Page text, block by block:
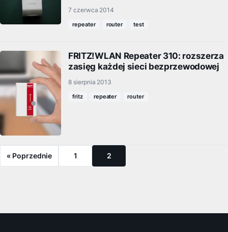
7 czerwca 2014
repeater router test
FRITZ!WLAN Repeater 310: rozszerza
zasięg każdej sieci bezprzewodowej
8 sierpnia 2013
fritz repeater router
« Poprzednie 1 2